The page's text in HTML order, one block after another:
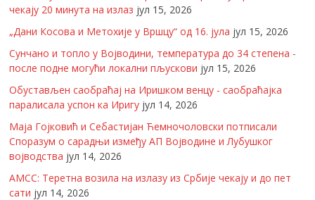
чекају 20 минута на излаз јул 15, 2026
„Дани Косова и Метохије у Вршцу“ од 16. јула јул 15, 2026
Сунчано и топло у Војводини, температура до 34 степена -
после подне могући локални пљускови јул 15, 2026
Обустављен саобраћај на Иришком венцу - саобраћајка
паралисала успон ка Иригу јул 14, 2026
Маја Гојковић и Себастијан Ћемночоловски потписали
Споразум о сарадњи између АП Војводине и Лубушког
војводства јул 14, 2026
АМСС: Теретна возила на излазу из Србије чекају и до пет
сати јул 14, 2026